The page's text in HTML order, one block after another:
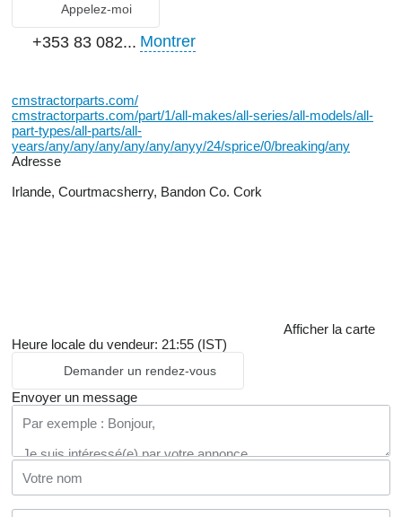
Appelez-moi
+353 83 082... Montrer
cmstractorparts.com/
cmstractorparts.com/part/1/all-makes/all-series/all-models/all-
part-types/all-parts/all-
years/any/any/any/any/any/anyy/24/sprice/0/breaking/any
Adresse
Irlande, Courtmacsherry, Bandon Co. Cork
Afficher la carte
Heure locale du vendeur: 21:55 (IST)
Demander un rendez-vous
Envoyer un message